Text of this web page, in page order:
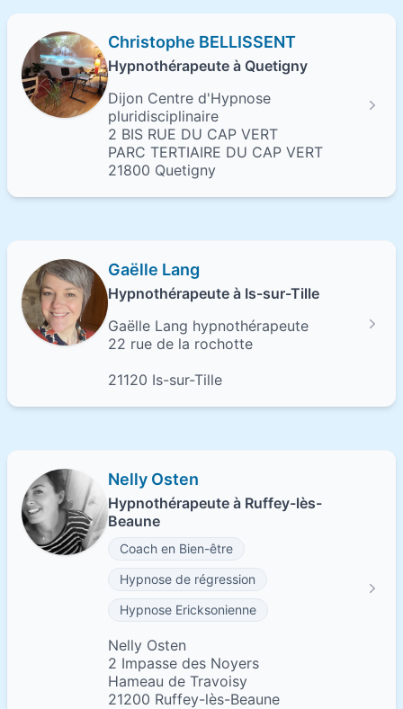
Christophe BELLISSENT
Hypnothérapeute à Quetigny
Dijon Centre d'Hypnose
pluridisciplinaire
2 BIS RUE DU CAP VERT
PARC TERTIAIRE DU CAP VERT
21800 Quetigny
Gaëlle Lang
Hypnothérapeute à Is-sur-Tille
Gaëlle Lang hypnothérapeute
22 rue de la rochotte
21120 Is-sur-Tille
Nelly Osten
Hypnothérapeute à Ruffey-lès-
Beaune
Coach en Bien-être
Hypnose de régression
Hypnose Ericksonienne
Nelly Osten
2 Impasse des Noyers
Hameau de Travoisy
21200 Ruffey-lès-Beaune